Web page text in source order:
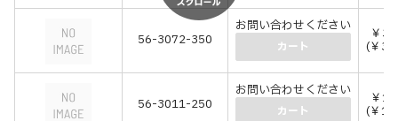
56-3072-350
お問い合わせください
カート
￥
(￥
56-3011-250
お問い合わせください
カート
￥
(￥